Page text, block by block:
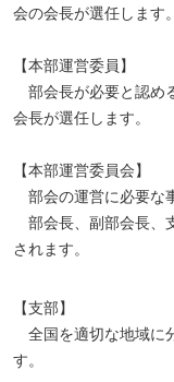
会の会長が選任します。
【本部運営委員】
部会長が必要と認め
会長が選任します。
【本部運営委員会】
部会の運営に必要な
部会長、副部会長、
されます。
【支部】
全国を適切な地域に
す。